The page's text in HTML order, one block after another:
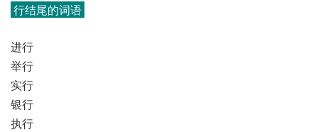
行结尾的词语
进行
举行
实行
银行
执行